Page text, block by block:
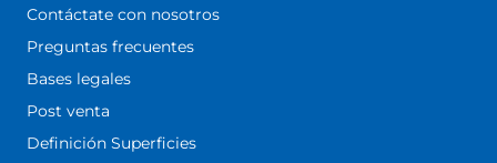
Contáctate con nosotros
Preguntas frecuentes
Bases legales
Post venta
Definición Superficies